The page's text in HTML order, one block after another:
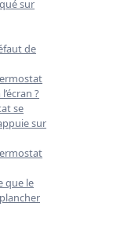
sur
de
?
se
sur
que le